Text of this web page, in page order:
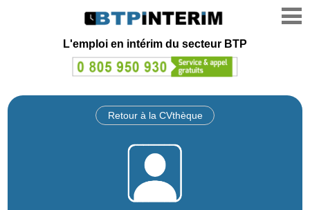
L'emploi en intérim du secteur BTP
Retour à la CVthèque